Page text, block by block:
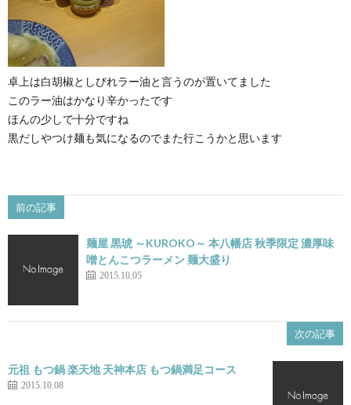
卓上は白胡椒としびれラー油と言うのが置いてました
このラー油はかなり辛かったです
ほんの少しで十分ですね
黒だしやつけ麺も気になるのでまた行こうかと思います
前の記事
麺屋 黒琥 ～KUROKO～ 本八幡店 秋季限定 濃厚味
噌とんこつラーメン 麺大盛り
2015.10.05
次の記事
元祖 もつ鍋 楽天地 天神本店 もつ鍋満足コース
2015.10.08